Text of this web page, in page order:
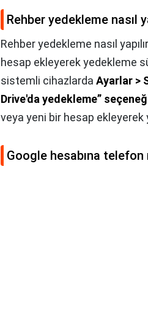
Rehber yedekleme nasıl
Rehber yedekleme nasıl
hesap ekleyerek yedekleme
sistemli cihazlarda Ayarlar >
Drive'da yedekleme”
veya yeni bir hesap
Google hesabına telefon